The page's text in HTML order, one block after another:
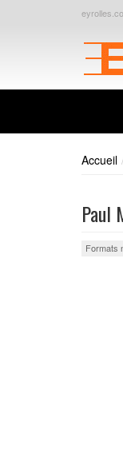
Accueil
Paul
Formats